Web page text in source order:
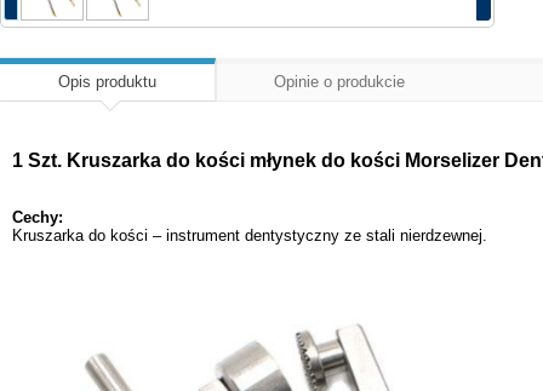
Opis produktu Opinie o produkcie
1 Szt. Kruszarka do kości młynek do kości Morselizer
Cechy:
Kruszarka do kości – instrument dentystyczny ze stali nierdzewnej.